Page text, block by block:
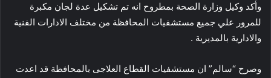
وأكد وكيل وزارة الصحة بمطروح انه تم تشكيل عدة لجان مكبرة
للمرور علي جميع مستشفيات المحافظة من مختلف الادارات الفنية
والادارية بالمديرية .
وصرح “سالم” ان مستشفيات القطاع العلاجى بالمحافظة قد اعدت